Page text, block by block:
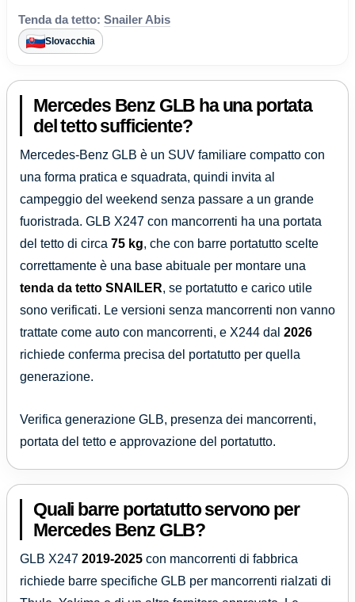
Tenda da tetto: Snailer Abis
Slovacchia
Mercedes Benz GLB ha una portata
del tetto sufficiente?
Mercedes-Benz GLB è un SUV familiare compatto con
una forma pratica e squadrata, quindi invita al
campeggio del weekend senza passare a un grande
fuoristrada. GLB X247 con mancorrenti ha una portata
del tetto di circa 75 kg, che con barre portatutto scelte
correttamente è una base abituale per montare una
tenda da tetto SNAILER, se portatutto e carico utile
sono verificati. Le versioni senza mancorrenti non vanno
trattate come auto con mancorrenti, e X244 dal 2026
richiede conferma precisa del portatutto per quella
generazione.
Verifica generazione GLB, presenza dei mancorrenti,
portata del tetto e approvazione del portatutto.
Quali barre portatutto servono per
Mercedes Benz GLB?
GLB X247 2019-2025 con mancorrenti di fabbrica
richiede barre specifiche GLB per mancorrenti rialzati di